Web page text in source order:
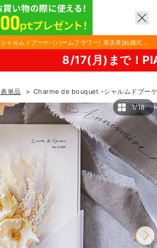
ルムドブーケ-(パームフラワー) 席次表|結婚式 席
ー）
月)まで！PIARY 夏祭り2026
単品
Charme de bouquet -シャルムドブー
1/18